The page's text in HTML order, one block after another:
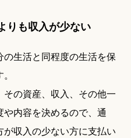
りも収入が少ない
生活と同程度の生活を保
の資産、収入、その他一
内容を決めるので、通
収入の少ない方に支払い